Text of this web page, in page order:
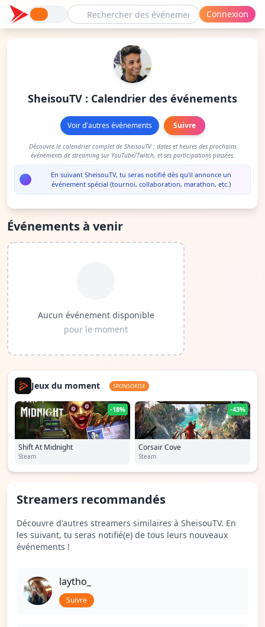
Connexion
SheisouTV : Calendrier des événements
Voir d'autres événements Suivre
Découvre le calendrier complet de SheisouTV : dates et heures des prochains
événements de streaming sur YouTube/Twitch, et ses participations passées.
En suivant SheisouTV, tu seras notifié dès qu'il annonce un
événement spécial (tournoi, collaboration, marathon, etc.)
Événements à venir
Aucun événement disponible
pour le moment
Jeux du moment SPONSORISÉ
-18%
Shift At Midnight
Steam
-43%
Corsair Cove
Steam
Streamers recommandés
Découvre d'autres streamers similaires à SheisouTV. En
les suivant, tu seras notifié(e) de tous leurs nouveaux
événements !
laytho_
Suivre